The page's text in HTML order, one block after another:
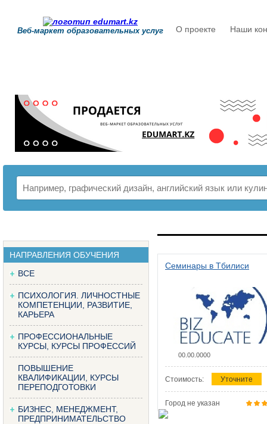
Веб-маркет образовательных услуг О проекте Наши
НАПРАВЛЕНИЯ ОБУЧЕНИЯ
ВСЕ
ПСИХОЛОГИЯ. ЛИЧНОСТНЫЕ
КОМПЕТЕНЦИИ, РАЗВИТИЕ,
КАРЬЕРА
ПРОФЕССИОНАЛЬНЫЕ
КУРСЫ, КУРСЫ ПРОФЕССИЙ
ПОВЫШЕНИЕ
КВАЛИФИКАЦИИ, КУРСЫ
ПЕРЕПОДГОТОВКИ
БИЗНЕС, МЕНЕДЖМЕНТ,
ПРЕДПРИНИМАТЕЛЬСТВО
Семинары в Тбилиси
00.00.0000
Стоимость: Уточните
Город не указан